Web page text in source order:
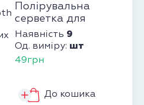
Полірувальна
серветка для
духових
інструментів
Наявність 9
Од. виміру: шт
49грн
До кошика